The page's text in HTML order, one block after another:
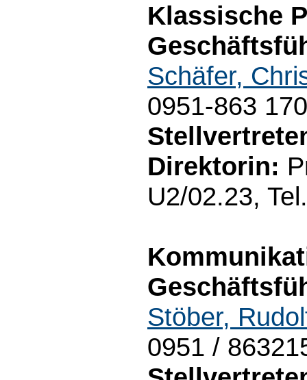
Klassische
Schäfer,
0951-863
Direktorin:
U2/02.23,
Stöber,
0951 /